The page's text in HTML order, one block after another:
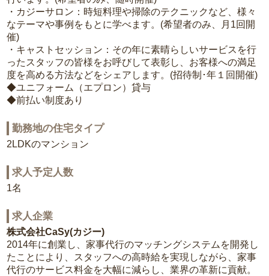
・カジーサロン：時短料理や掃除のテクニックなど、様々
なテーマや事例をもとに学べます。(希望者のみ、月1回開
催)
・キャストセッション：その年に素晴らしいサービスを行
ったスタッフの皆様をお呼びして表彰し、お客様への満足
度を高める方法などをシェアします。(招待制･年１回開催)
◆ユニフォーム（エプロン）貸与
◆前払い制度あり
勤務地の住宅タイプ
2LDKのマンション
求人予定人数
1名
求人企業
株式会社CaSy(カジー)
2014年に創業し、家事代行のマッチングシステムを開発し
たことにより、スタッフへの高時給を実現しながら、家事
代行のサービス料金を大幅に減らし、業界の革新に貢献。